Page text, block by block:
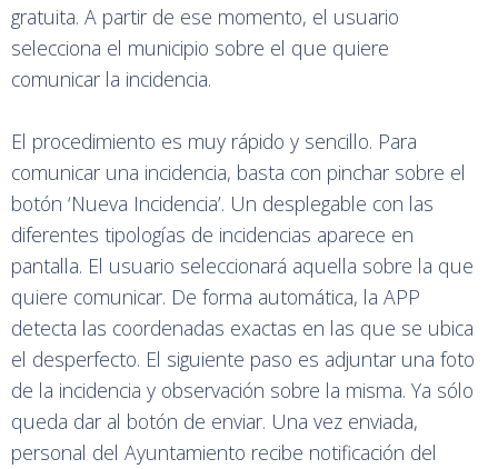
gratuita. A partir de ese momento, el usuario
selecciona el municipio sobre el que quiere
comunicar la incidencia.
El procedimiento es muy rápido y sencillo. Para
comunicar una incidencia, basta con pinchar sobre el
botón ‘Nueva Incidencia’. Un desplegable con las
diferentes tipologías de incidencias aparece en
pantalla. El usuario seleccionará aquella sobre la que
quiere comunicar. De forma automática, la APP
detecta las coordenadas exactas en las que se ubica
el desperfecto. El siguiente paso es adjuntar una foto
de la incidencia y observación sobre la misma. Ya sólo
queda dar al botón de enviar. Una vez enviada,
personal del Ayuntamiento recibe notificación del